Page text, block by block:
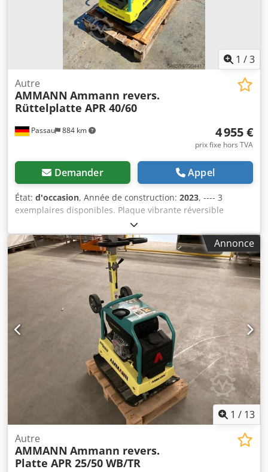
1 /3
Passau 884 km
Autre
AMMANN Ammann revers.
Rüttelplatte APR 40/60
4 955 €
prix fixe hors TVA
Demander Appel
État: d'occasion, Année de construction: 2023, ---- 3
exemplaires disponibles. Plaque vibrante réversible
Ammann APR 40/60 N° d'équipement : 100563147 Année
de fabrication : 2023 Plaque vibrante réversible Ammann
APR 40/60 N° d'équipement : 100563148 Année de
fabrication : 2023 Caractéristiques : Moteur : Hatz / Diesel
Poids de la machine : 284 kg Largeur de compactage :
600 mm Dksdpfozkzzbsx Ahker
Annonce
1 / 13
Autre
AMMANN Ammann revers.
Platte APR 25/50 WB/TR